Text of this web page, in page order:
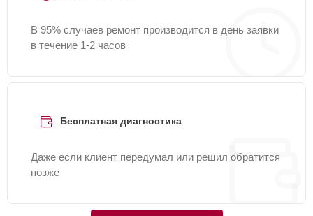
В 95% случаев ремонт производится в день заявки
в течение 1-2 часов
Бесплатная диагностика
Даже если клиент передумал или решил обратится
позже